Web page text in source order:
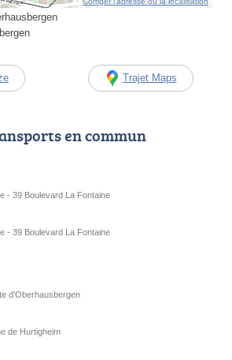
Trajet Maps
en commun
- 39 Boulevard La Fontaine
- 39 Boulevard La Fontaine
d'Oberhausbergen
de Hurtigheim